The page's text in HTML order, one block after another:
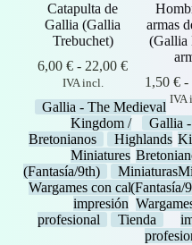
Catapulta de
Gallia (Gallia
Trebuchet)
6,00€ - 22,00€Rango
precios:
desde
6,00 €
hasta
22,00 €
IVA incl.
Gallia - The Medieval
Kingdom /
Bretonianos
Highlands
Miniatures
(Fantasía/9th)
Miniaturas
Wargames con calidad de
impresión
profesional
Tienda
armas
(Gallia
1,50€ -
IVA
Gallia
(Fantasía/